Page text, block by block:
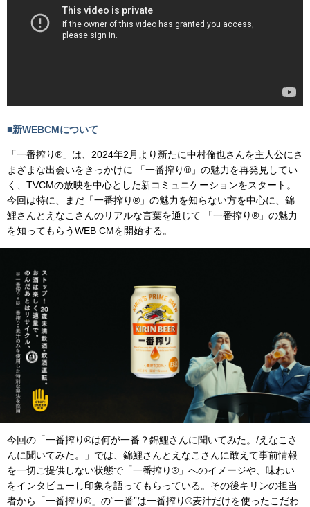
■新WEBCMについて
「一番搾り®」は、2024年2月より新たに中村倫也さんを主人公にさ
まざまな出会いをきっかけに 「一番搾り®」の魅力を再発見してい
く、TVCMの放映を中心とした新コミュニケーションをスタート。
今回は特に、まだ「一番搾り®」の魅力を知らない方を中心に、錦
鯉さんとえなこさんのリアルな言葉を通じて 「一番搾り®」の魅力
を知ってもらうWEB CMを開始する。
今回の「一番搾り®は何が一番？錦鯉さんに聞いてみた。/えなこさ
んに聞いてみた。」では、錦鯉さんとえなこさんに敢えて事前情報
を一切ご提供しない状態で「一番搾り®」へのイメージや、味わい
をインタビューし印象を語ってもらっている。その後キリンの担当
者から「一番搾り®」の“一番”は一番搾り®麦汁だけを使ったこだわ